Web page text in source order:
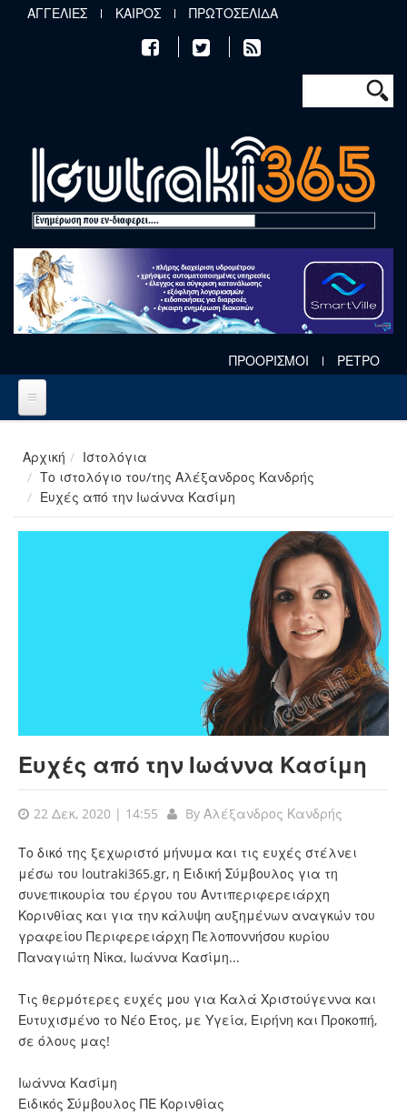
Παράκαμψη προς το κυρίως περιεχόμενο
ΑΓΓΕΛΙΕΣ ΚΑΙΡΟΣ ΠΡΩΤΟΣΕΛΙΔΑ
Φόρμα
Αναζήτηση
ΠΡΟΟΡΙΣΜΟΙ ΡΕΤΡΟ
Αρχική
Ιστολόγια
Το ιστολόγιο του/της Αλέξανδρος Κανδρής
Ευχές από την Ιωάννα Κασίμη
Ευχές από την Ιωάννα Κασίμη
22 Δεκ, 2020 | 14:55 By Αλέξανδρος Κανδρής
Το δικό της ξεχωριστό μήνυμα και τις ευχές στέλνει
μέσω του loutraki365.gr, η Ειδική Σύμβουλος για τη
συνεπικουρία του έργου του Αντιπεριφερειάρχη
Κορινθίας και για την κάλυψη αυξημένων αναγκών του
γραφείου Περιφερειάρχη Πελοποννήσου κυρίου
Παναγιώτη Νίκα, Ιωάννα Κασίμη...
Τις θερμότερες ευχές μου για Καλά Χριστούγεννα και
Ευτυχισμένο το Νέο Έτος, με Υγεία, Ειρήνη και Προκοπή,
σε όλους μας!
Ιωάννα Κασίμη
Ειδικός Σύμβουλος ΠΕ Κορινθίας